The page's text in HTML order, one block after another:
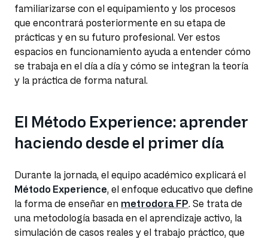
familiarizarse con el equipamiento y los procesos
que encontrará posteriormente en su etapa de
prácticas y en su futuro profesional. Ver estos
espacios en funcionamiento ayuda a entender cómo
se trabaja en el día a día y cómo se integran la teoría
y la práctica de forma natural.
El Método Experience: aprender
haciendo desde el primer día
Durante la jornada, el equipo académico explicará el
Método Experience, el enfoque educativo que define
la forma de enseñar en metrodora FP. Se trata de
una metodología basada en el aprendizaje activo, la
simulación de casos reales y el trabajo práctico, que